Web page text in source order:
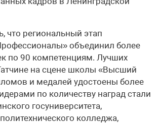
что региональный этап
объединил более
по 90 компетенциям. Лучших
на сцене школы «Высший
и медалей удостоены более
по количеству наград стали
госуниверситета,
колледжа,